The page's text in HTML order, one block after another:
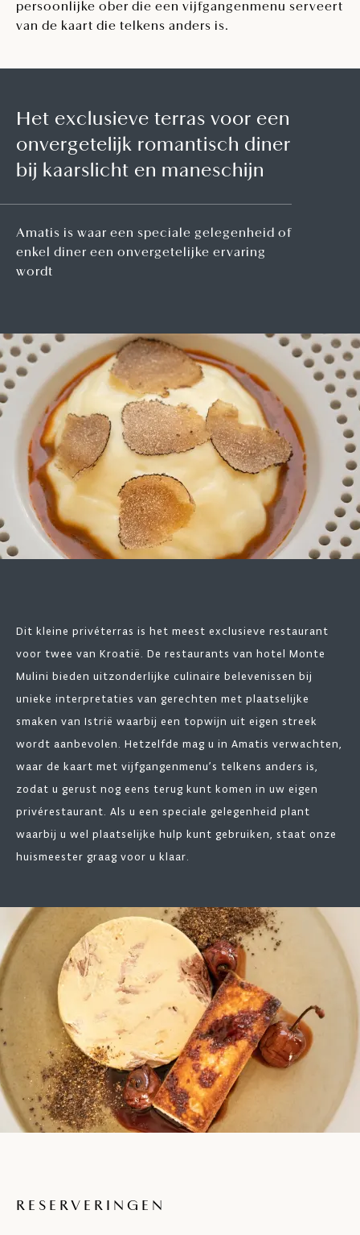
persoonlijke ober die een vijfgangenmenu serveert
van de kaart die telkens anders is.
Het exclusieve terras voor een
onvergetelijk romantisch diner
bij kaarslicht en maneschijn
Amatis is waar een speciale gelegenheid of
enkel diner een onvergetelijke ervaring
wordt
Dit kleine privéterras is het meest exclusieve restaurant
voor twee van Kroatië. De restaurants van hotel Monte
Mulini bieden uitzonderlijke culinaire belevenissen bij
unieke interpretaties van gerechten met plaatselijke
smaken van Istrië waarbij een topwijn uit eigen streek
wordt aanbevolen. Hetzelfde mag u in Amatis verwachten,
waar de kaart met vijfgangenmenu’s telkens anders is,
zodat u gerust nog eens terug kunt komen in uw eigen
privérestaurant. Als u een speciale gelegenheid plant
waarbij u wel plaatselijke hulp kunt gebruiken, staat onze
huismeester graag voor u klaar.
RESERVERINGEN